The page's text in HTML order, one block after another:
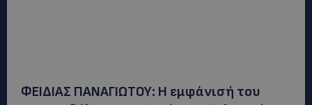
ΦΕΙΔΙΑΣ ΠΑΝΑΓΙΩΤΟΥ: Η εμφάνισή του